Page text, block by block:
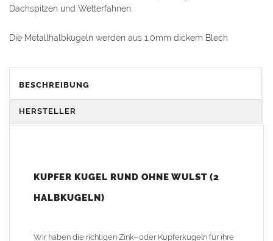
Dachspitzen und Wetterfahnen.
Die Metallhalbkugeln werden aus 1,0mm dickem Blech
manchen Stellen dünner. Eine genaue Angabe der
Materialstärke ist deshalb nicht möglich.
Alle Halbkugeln haben immer den gleichen Durchmesser. Die
Kugeln werden entweder stumpf zusammengelötet oder
BESCHREIBUNG
HERSTELLER
KUPFER KUGEL RUND OHNE WULST (2
HALBKUGELN)
Wir haben die richtigen Zink- oder Kupferkugeln für ihre